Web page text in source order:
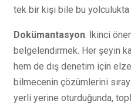
tek bir kişi bile bu
Dokümantasyon: İkinci
belgelendirmek. Her şeyin
hem de dış denetim için
bilmecenin çözümlerini
yerli yerine oturduğunda,